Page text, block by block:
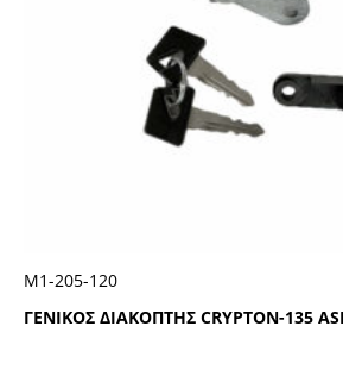
ΓΕΝΙΚΟΣ ΔΙΑΚΟΠΤΗΣ CRYPTON-135
Μ1-205-120